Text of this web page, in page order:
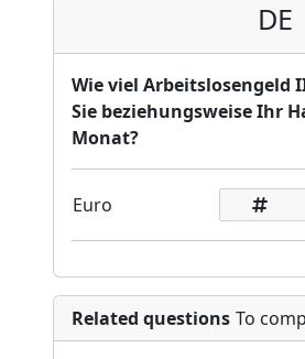
DE
Wie viel Arbeitslosengeld
Sie beziehungsweise Ihr
Monat?
Euro
Related questions To